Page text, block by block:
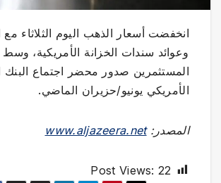
انخفضت أسعار الذهب اليوم الثلاثاء مع
⁠⁠وعوائد سندات الخزانة ⁠⁠الأمريكية،
المستثمرين صدور محضر اجتماع البنك
الأمريكي يونيو/حزيران الماضي.
المصدر:www.aljazeera.net
Post Views: 22